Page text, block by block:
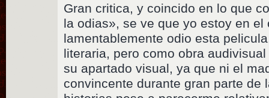
Gran critica, y coincido en lo que
la odias», se ve que yo estoy en el
lamentablemente odio esta
literaria, pero como obra
su apartado visual, ya que ni el
convincente durante gran parte de